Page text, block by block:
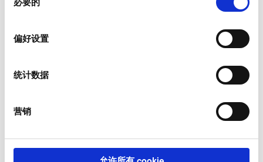
偏好设置
统计数据
营销
AirKnife
管接头